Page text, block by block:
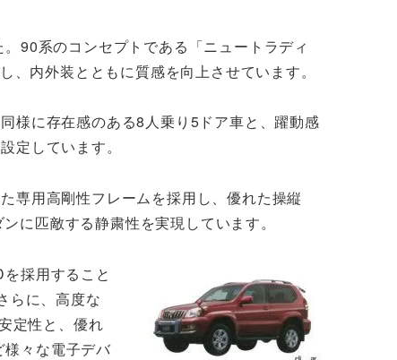
90系のコンセプトである「ニュートラディ
内外装とともに質感を向上させています。
様に存在感のある8人乗り5ドア車と、躍動感
定しています。
専用高剛性フレームを採用し、優れた操縦
に匹敵する静粛性を実現しています。
採用すること
らに、高度な
定性と、優れ
々な電子デバ